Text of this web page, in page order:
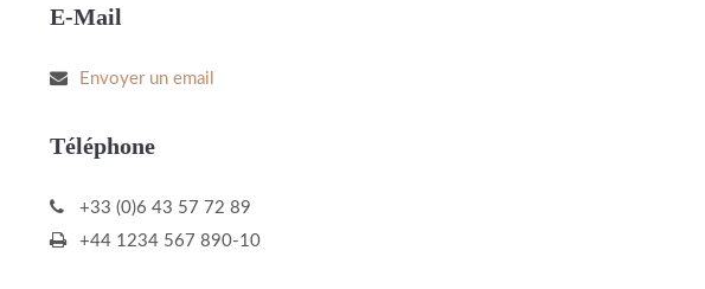
E-Mail
Envoyer un email
Téléphone
+33 (0)6 43 57 72 89
+44 1234 567 890-10